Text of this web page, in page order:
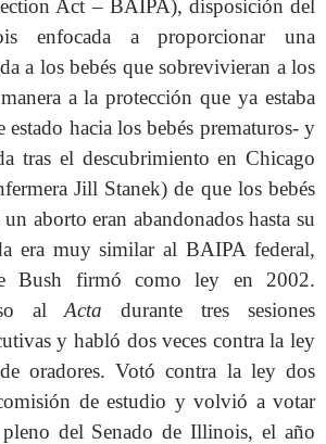
Act – BAIPA), disposición del
enfocada a proporcionar una
a los bebés que sobrevivieran a los
a la protección que ya estaba
estado hacia los bebés prematuros- y
tras el descubrimiento en Chicago
Jill Stanek) de que los bebés
aborto eran abandonados hasta su
era muy similar al BAIPA federal,
Bush firmó como ley en 2002.
alActa durante tres sesiones
y habló dos veces contra la ley
oradores. Votó contra la ley dos
de estudio y volvió a votar
del Senado de Illinois, el año